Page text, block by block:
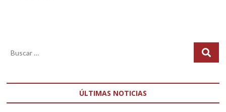
ÚLTIMAS NOTICIAS